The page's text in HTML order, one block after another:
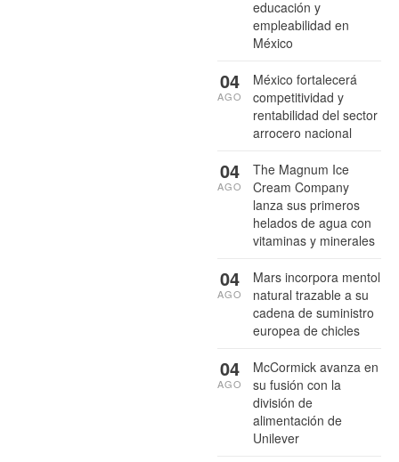
educación y
empleabilidad en
México
México fortalecerá
competitividad y
rentabilidad del sector
arrocero nacional
04
AGO
The Magnum Ice
Cream Company
lanza sus primeros
helados de agua con
vitaminas y minerales
04
AGO
Mars incorpora mentol
natural trazable a su
cadena de suministro
europea de chicles
04
AGO
McCormick avanza en
su fusión con la
división de
alimentación de
Unilever
04
AGO